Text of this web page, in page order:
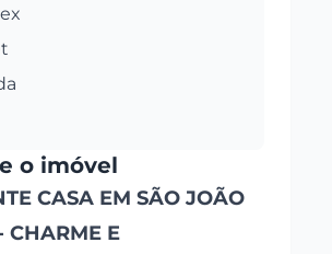
o imóvel
CASA EM SÃO JOÃO
CHARME E